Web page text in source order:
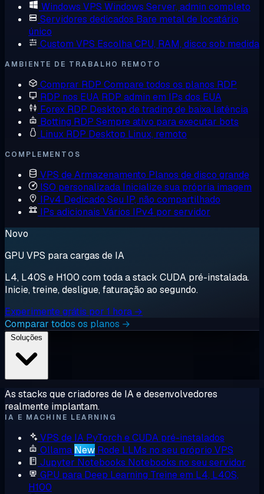
Windows VPS Windows Server, admin completo
Servidores dedicados Bare metal de locatário
único
Custom VPS Escolha CPU, RAM, disco sob medida
AMBIENTE DE TRABALHO REMOTO
Comprar RDP Compare todos os planos RDP
RDP nos EUA RDP admin em IPs dos EUA
Forex RDP Desktop de trading de baixa latência
Botting RDP Sempre ativo para executar bots
Linux RDP Desktop Linux, remoto
COMPLEMENTOS
VPS de Armazenamento Planos de disco grande
ISO personalizada Inicialize sua própria imagem
IPv4 Dedicado Seu IP, não compartilhado
IPs adicionais Vários IPv4 por servidor
Novo
GPU VPS para cargas de IA
L4, L40S e H100 com toda a stack CUDA pré-instalada.
Inicie, treine, desligue, faturação ao segundo.
Experimente grátis por 1 hora →
Comparar todos os planos →
As stacks que criadores de IA e desenvolvedores
realmente implantam.
IA E MACHINE LEARNING
VPS de IA PyTorch e CUDA pré-instalados
Ollama New Rode LLMs no seu próprio VPS
Jupyter Notebooks Notebooks no seu servidor
GPU para Deep Learning Treine em L4, L40S,
H100